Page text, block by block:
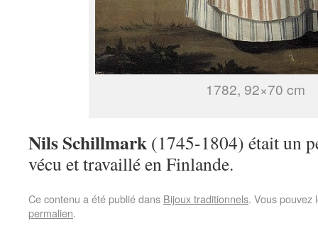
1782, 92×70 cm
Nils Schillmark (1745-1804) était un
vécu et travaillé en Finlande.
Ce contenu a été publié dans Bijoux traditionnels. Vous
permalien.